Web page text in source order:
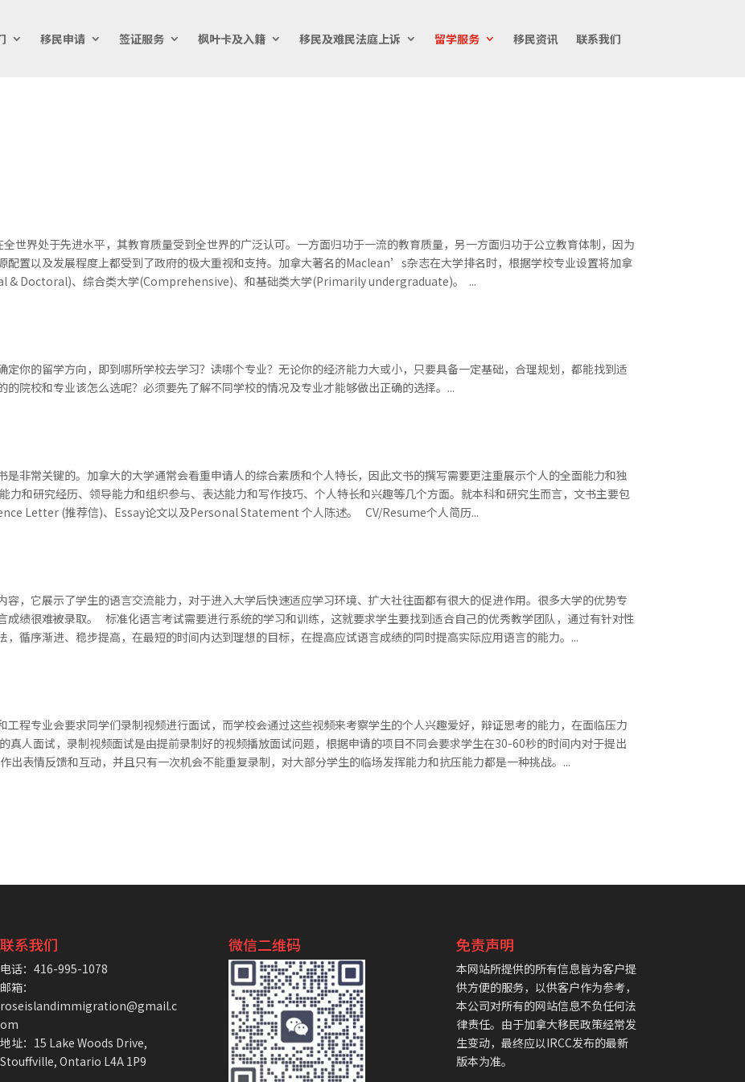
移民申请 签证服务 枫叶卡及入籍 移民及难民法庭上诉 留学服务 移民资讯 联系我们
世界处于先进水平，其教育质量受到全世界的广泛认可。一方面归功于一流的教育质量，另一方面归功于公立教育体制，因为
配置以及发展程度上都受到了政府的极大重视和支持。加拿大著名的Maclean’s杂志在大学排名时，根据学校专业设置将加拿
& Doctoral)、综合类大学(Comprehensive)、和基础类大学(Primarily undergraduate)。 ...
定你的留学方向，即到哪所学校去学习？读哪个专业？无论你的经济能力大或小，只要具备一定基础，合理规划，都能找到适
院校和专业该怎么选呢？必须要先了解不同学校的情况及专业才能够做出正确的选择。...
非常关键的。加拿大的大学通常会看重申请人的综合素质和个人特长，因此文书的撰写需要更注重展示个人的全面能力和独
力和研究经历、领导能力和组织参与、表达能力和写作技巧、个人特长和兴趣等几个方面。就本科和研究生而言，文书主要包
Letter (推荐信)、Essay论文以及Personal Statement 个人陈述。 CV/Resume个人简历...
，它展示了学生的语言交流能力，对于进入大学后快速适应学习环境、扩大社往面都有很大的促进作用。很多大学的优势专
成绩很难被录取。 标准化语言考试需要进行系统的学习和训练，这就要求学生要找到适合自己的优秀教学团队，通过有针对性
循序渐进、稳步提高，在最短的时间内达到理想的目标，在提高应试语言成绩的同时提高实际应用语言的能力。...
程专业会要求同学们录制视频进行面试，而学校会通过这些视频来考察学生的个人兴趣爱好，辩证思考的能力，在面临压力
真人面试，录制视频面试是由提前录制好的视频播放面试问题，根据申请的项目不同会要求学生在30-60秒的时间内对于提出
出表情反馈和互动，并且只有一次机会不能重复录制，对大部分学生的临场发挥能力和抗压能力都是一种挑战。...
联系我们
电话：416-995-1078
邮箱：
roseislandimmigration@gmail.c
om
地址：15 Lake Woods Drive,
Stouffville, Ontario L4A 1P9
微信二维码 免责声明
本网站所提供的所有信息皆为客户提
供方便的服务，以供客户作为参考，
本公司对所有的网站信息不负任何法
律责任。由于加拿大移民政策经常发
生变动，最终应以IRCC发布的最新
版本为准。